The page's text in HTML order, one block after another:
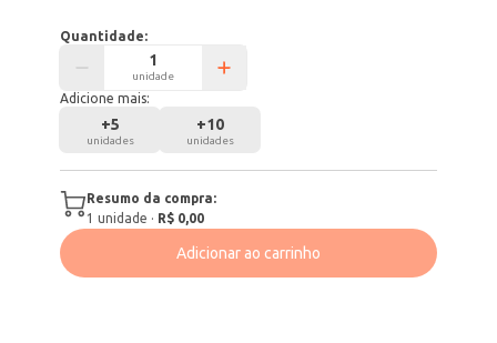
Quantidade:
unidade
Adicione mais:
+5
unidades
+10
unidades
Resumo da compra:
1 unidade · R$ 0,00
Adicionar ao carrinho